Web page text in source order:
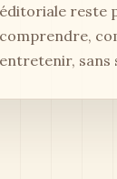
éditoriale reste
comprendre,
entretenir, sans